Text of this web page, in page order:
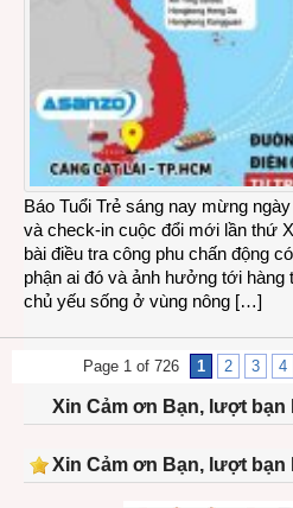
Báo Tuổi Trẻ sáng nay mừng
và check-in cuộc đổi mới lần thứ
bài điều tra công phu chấn động
phận ai đó và ảnh hưởng tới hàng
chủ yếu sống ở vùng nông […]
Page 1 of 726 1 2 3 4
Xin Cảm ơn Bạn, lượt bạn
Xin Cảm ơn Bạn, lượt bạn